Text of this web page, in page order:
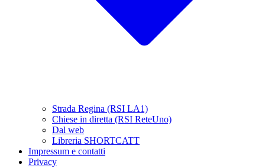
Strada Regina (RSI LA1)
Chiese in diretta (RSI ReteUno)
Dal web
Libreria SHORTCATT
Impressum e contatti
Privacy